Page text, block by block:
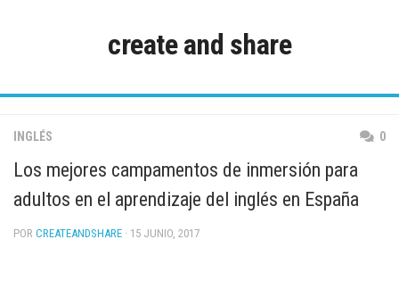
create and share
INGLÉS 0
Los mejores campamentos de inmersión para
adultos en el aprendizaje del inglés en España
POR CREATEANDSHARE · 15 JUNIO, 2017